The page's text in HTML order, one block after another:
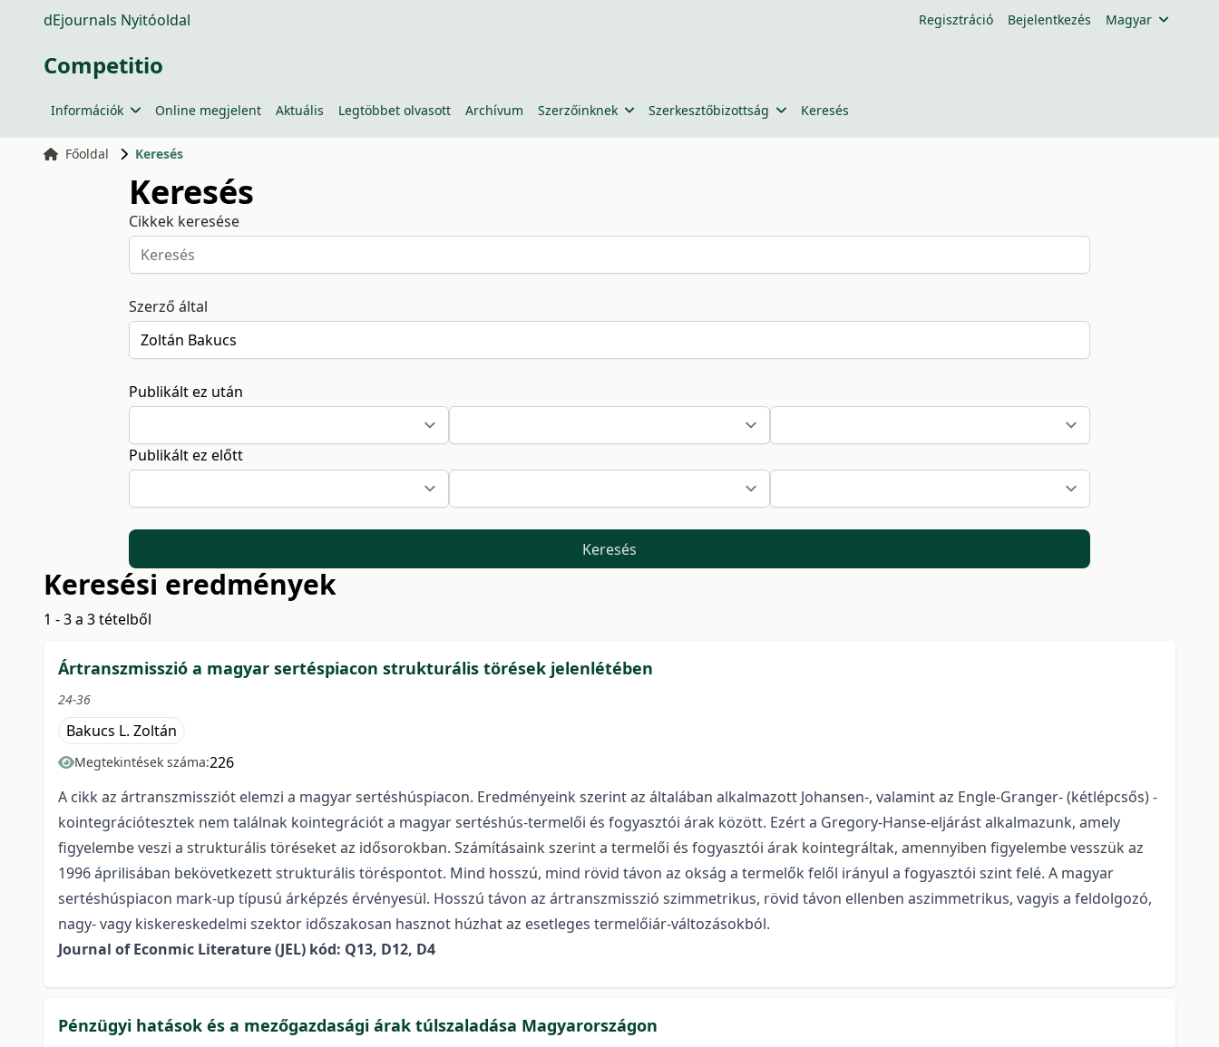
dEjournals Nyitóoldal Regisztráció Bejelentkezés Magyar
Competitio
Információk Online megjelent Aktuális Legtöbbet olvasott Archívum Szerzőinknek Szerkesztőbizottság Keresés
Főoldal Keresés
Keresés
Cikkek keresése
Szerző által
Publikált ez után
Publikált ez előtt
Keresés
Keresési eredmények
1 - 3 a 3 tételből
Ártranszmisszió a magyar sertéspiacon strukturális törések jelenlétében
24-36
Bakucs L. Zoltán
Megtekintések száma:226
A cikk az ártranszmissziót elemzi a magyar sertéshúspiacon. Eredményeink szerint az általában alkalmazott Johansen-, valamint az Engle-Granger- (kétlépcsős) -
kointegrációtesztek nem találnak kointegrációt a magyar sertéshús-termelői és fogyasztói árak között. Ezért a Gregory-Hanse-eljárást alkalmazunk, amely
figyelembe veszi a strukturális töréseket az idősorokban. Számításaink szerint a termelői és fogyasztói árak kointegráltak, amennyiben figyelembe vesszük az
1996 áprilisában bekövetkezett strukturális töréspontot. Mind hosszú, mind rövid távon az okság a termelők felől irányul a fogyasztói szint felé. A magyar
sertéshúspiacon mark-up típusú árképzés érvényesül. Hosszú távon az ártranszmisszió szimmetrikus, rövid távon ellenben aszimmetrikus, vagyis a feldolgozó,
nagy- vagy kiskereskedelmi szektor időszakosan hasznot húzhat az esetleges termelőiár-változásokból.
Journal of Econmic Literature (JEL) kód: Q13, D12, D4
Pénzügyi hatások és a mezőgazdasági árak túlszaladása Magyarországon